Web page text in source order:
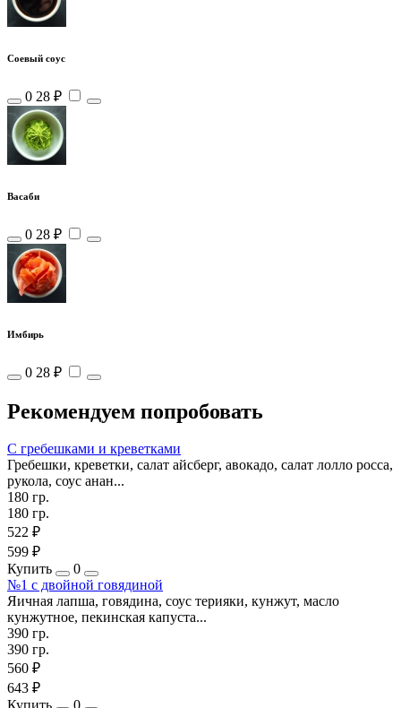
Соевый соус
0 28 ₽
Васаби
0 28 ₽
Имбирь
0 28 ₽
Рекомендуем попробовать
С гребешками и креветками
Гребешки, креветки, салат айсберг, авокадо, салат лолло росса,
рукола, соус анан...
180 гр.
180 гр.
522 ₽
599 ₽
Купить
0
№1 с двойной говядиной
Яичная лапша, говядина, соус терияки, кунжут, масло
кунжутное, пекинская капуста...
390 гр.
390 гр.
560 ₽
643 ₽